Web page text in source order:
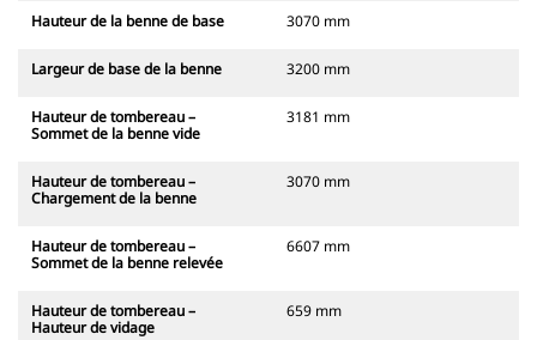
Hauteur de la benne de base 3070 mm
Largeur de base de la benne 3200 mm
Hauteur de tombereau –
Sommet de la benne vide
3181 mm
Hauteur de tombereau –
Chargement de la benne
3070 mm
Hauteur de tombereau –
Sommet de la benne relevée
6607 mm
Hauteur de tombereau –
Hauteur de vidage
659 mm